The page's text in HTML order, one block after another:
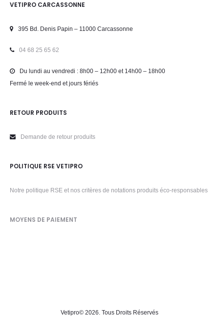
VETIPRO CARCASSONNE
395 Bd. Denis Papin – 11000 Carcassonne
04 68 25 65 62
Du lundi au vendredi : 8h00 – 12h00 et 14h00 – 18h00
Fermé le week-end et jours fériés
RETOUR PRODUITS
Demande de retour produits
POLITIQUE RSE VETIPRO
Notre politique RSE et nos critères de notations produits éco-responsables
MOYENS DE PAIEMENT
Vetipro© 2026. Tous Droits Réservés